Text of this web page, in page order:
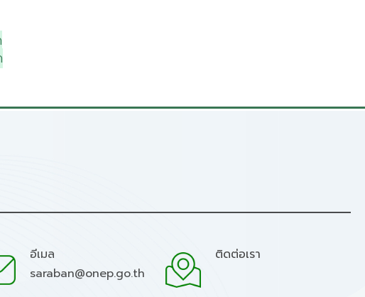
อีเมล
saraban@onep.go.th
ติดต่อเรา